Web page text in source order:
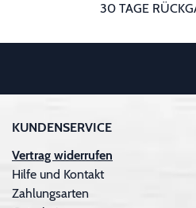
30 TAGE
KUNDENSERVICE
Vertrag widerrufen
Hilfe und Kontakt
Zahlungsarten